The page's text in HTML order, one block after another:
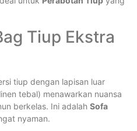
Tiup Ekstra
tiup dengan lapisan luar
tebal) menawarkan nuansa
berkelas. Ini adalah Sofa
nyaman.